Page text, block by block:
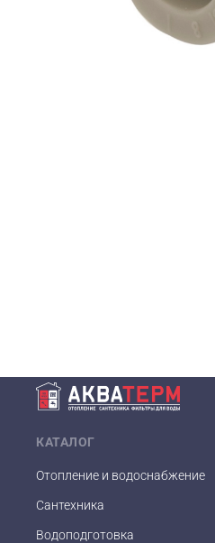
КАТАЛОГ
Отопление и водоснабжение
Сантехника
Водоподготовка